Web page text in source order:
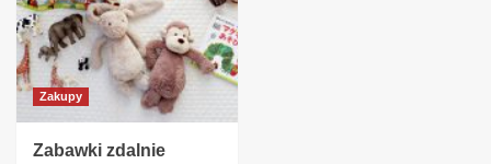
Zakupy
Zabawki zdalnie